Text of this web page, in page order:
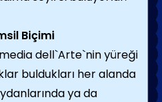
Biçimi
dell`Arte`nin yüreği
buldukları her alanda
ya da